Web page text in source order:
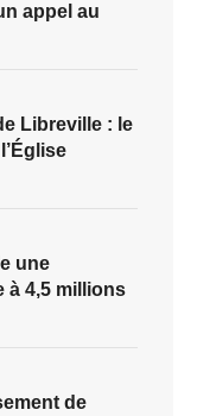
appel au
Libreville : le
une
à 4,5 millions
de